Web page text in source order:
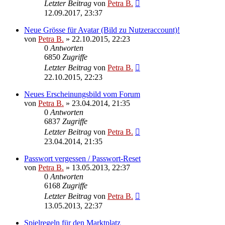
Letzter Beitrag von Petra B.
12.09.2017, 23:37
Neue Grösse für Avatar (Bild zu Nutzeraccount)!
von Petra B. » 22.10.2015, 22:23
0Antworten
6850 Zugriffe
Letzter Beitrag von Petra B.
22.10.2015, 22:23
Neues Erscheinungsbild vom Forum
von Petra B. » 23.04.2014, 21:35
0Antworten
6837 Zugriffe
Letzter Beitrag von Petra B.
23.04.2014, 21:35
Passwort vergessen / Passwort-Reset
von Petra B. » 13.05.2013, 22:37
0Antworten
6168 Zugriffe
Letzter Beitrag von Petra B.
13.05.2013, 22:37
Spielregeln für den Marktplatz